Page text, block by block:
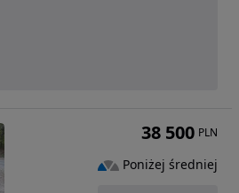
38 500 PLN
Poniżej średniej